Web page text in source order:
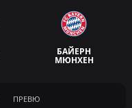
БАЙЕРН
МЮНХЕН
ПРЕВЮ